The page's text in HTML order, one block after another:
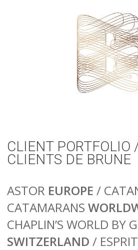
CLIENT PORTFOLIO
CLIENTS DE BRUNE
ASTOR EUROPE /
CATAMARANS
CHAPLIN’S WORLD BY
SWITZERLAND /